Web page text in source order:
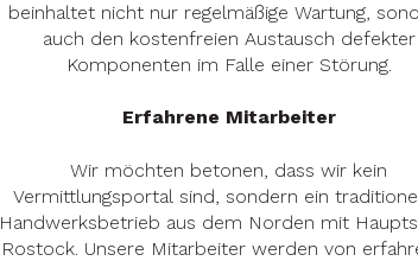
beinhaltet nicht nur regelmäßige Wartung,
auch den kostenfreien Austausch defekter
Komponenten im Falle einer Störung.
Erfahrene Mitarbeiter
Wir möchten betonen, dass wir kein
Vermittlungsportal sind, sondern ein
Handwerksbetrieb aus dem Norden mit
Rostock. Unsere Mitarbeiter werden von